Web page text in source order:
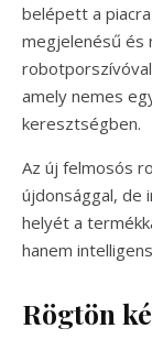
belépett a
megjelenésű
amely nemes
keresztségben.
Az új felmosós
újdonsággal, de
helyét a
hanem
Rögtön